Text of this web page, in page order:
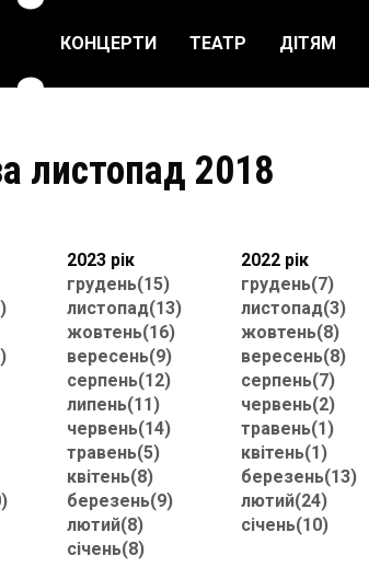
КОНЦЕРТИ ТЕАТР ДІТЯМ
ЯК ЗАМОВИТИ
листопад 2018
2023 рік
грудень(15)
листопад(13)
жовтень(16)
вересень(9)
серпень(12)
липень(11)
червень(14)
травень(5)
квітень(8)
березень(9)
лютий(8)
січень(8)
2022 рік
грудень(7)
листопад(3)
жовтень(8)
вересень(8)
серпень(7)
червень(2)
травень(1)
квітень(1)
березень(13)
лютий(24)
січень(10)